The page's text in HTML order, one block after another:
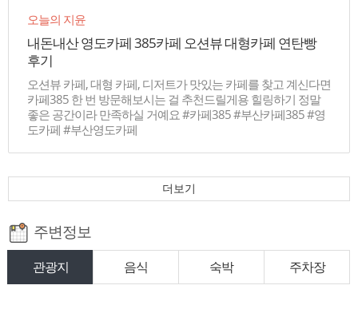
오늘의 지윤
내돈내산 영도카페 385카페 오션뷰 대형카페 연탄빵
후기
오션뷰 카페, 대형 카페, 디저트가 맛있는 카페를 찾고 계신다면
카페385 한 번 방문해보시는 걸 추천드릴게용 힐링하기 정말
좋은 공간이라 만족하실 거예요 #카페385 #부산카페385 #영
도카페 #부산영도카페
더보기
주변정보
관광지 음식 숙박 주차장